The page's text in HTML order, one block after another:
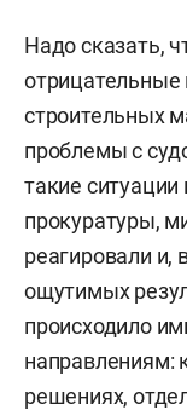
Надо сказать,
строительных
проблемы с
такие
прокуратуры,
реагировали и,
ощутимых
происходило
направлениям:
решениях,